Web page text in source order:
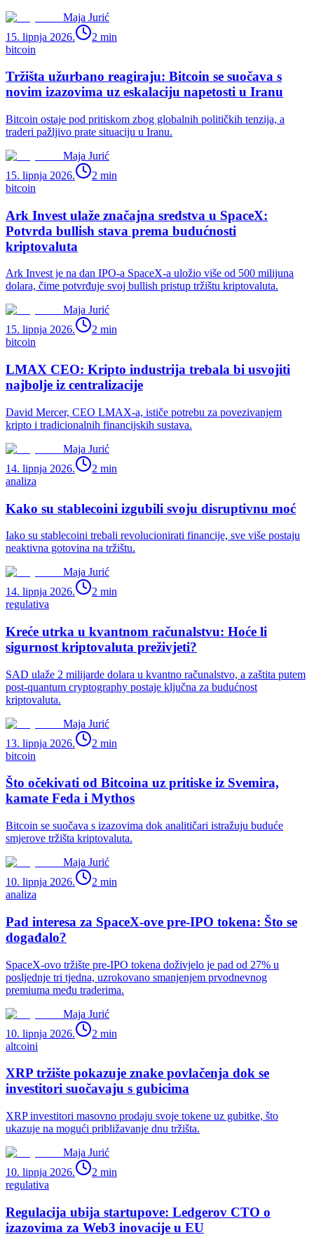
Maja Jurić
15. lipnja 2026.
2 min
bitcoin
Tržišta užurbano reagiraju: Bitcoin se suočava s
novim izazovima uz eskalaciju napetosti u Iranu
Bitcoin ostaje pod pritiskom zbog globalnih političkih tenzija, a
traderi pažljivo prate situaciju u Iranu.
Maja Jurić
15. lipnja 2026.
2 min
bitcoin
Ark Invest ulaže značajna sredstva u SpaceX:
Potvrda bullish stava prema budućnosti
kriptovaluta
Ark Invest je na dan IPO-a SpaceX-a uložio više od 500 milijuna
dolara, čime potvrđuje svoj bullish pristup tržištu kriptovaluta.
Maja Jurić
15. lipnja 2026.
2 min
bitcoin
LMAX CEO: Kripto industrija trebala bi usvojiti
najbolje iz centralizacije
David Mercer, CEO LMAX-a, ističe potrebu za povezivanjem
kripto i tradicionalnih financijskih sustava.
Maja Jurić
14. lipnja 2026.
2 min
analiza
Kako su stablecoini izgubili svoju disruptivnu moć
Iako su stablecoini trebali revolucionirati financije, sve više postaju
neaktivna gotovina na tržištu.
Maja Jurić
14. lipnja 2026.
2 min
regulativa
Kreće utrka u kvantnom računalstvu: Hoće li
sigurnost kriptovaluta preživjeti?
SAD ulaže 2 milijarde dolara u kvantno računalstvo, a zaštita putem
post-quantum cryptography postaje ključna za budućnost
kriptovaluta.
Maja Jurić
13. lipnja 2026.
2 min
bitcoin
Što očekivati od Bitcoina uz pritiske iz Svemira,
kamate Feda i Mythos
Bitcoin se suočava s izazovima dok analitičari istražuju buduće
smjerove tržišta kriptovaluta.
Maja Jurić
10. lipnja 2026.
2 min
analiza
Pad interesa za SpaceX-ove pre-IPO tokena: Što se
događalo?
SpaceX-ovo tržište pre-IPO tokena doživjelo je pad od 27% u
posljednje tri tjedna, uzrokovano smanjenjem prvodnevnog
premiuma među traderima.
Maja Jurić
10. lipnja 2026.
2 min
altcoini
XRP tržište pokazuje znake povlačenja dok se
investitori suočavaju s gubicima
XRP investitori masovno prodaju svoje tokene uz gubitke, što
ukazuje na mogući približavanje dnu tržišta.
Maja Jurić
10. lipnja 2026.
2 min
regulativa
Regulacija ubija startupove: Ledgerov CTO o
izazovima za Web3 inovacije u EU